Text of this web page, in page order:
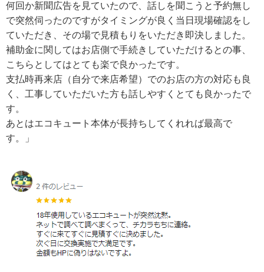
何回か新聞広告を見ていたので、話しを聞こうと予約無し
で突然伺ったのですがタイミングが良く当日現場確認をし
ていただき、その場で見積もりをいただき即決しました。
補助金に関してはお店側で手続きしていただけるとの事、
こちらとしてはとても楽で良かったです。
支払時再来店（自分で来店希望）でのお店の方の対応も良
く、工事していただいた方も話しやすくとても良かったで
す。
あとはエコキュート本体が長持ちしてくれれば最高で
す。」